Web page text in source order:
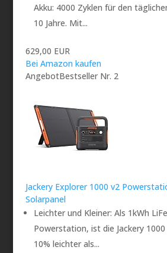
Akku: 4000 Zyklen für den
10 Jahre. Mit...
629,00 EUR
Bei Amazon kaufen
AngebotBestseller Nr. 2
Jackery Explorer 1000 v2
Solarpanel
Leichter und Kleiner: Als 1kWh
Powerstation, ist die Jackery
10% leichter als...